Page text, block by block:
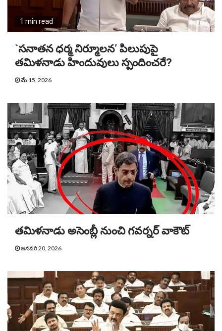
1 min read
`సనాతన ధర్మ నిర్మూలన’ పిలుపుపై
తమిళనాడు హిందువులు స్పందించరే?
మే 15, 2026
తమిళనాడు అసెంబ్లీ నుంచి గవర్నర్ వాకౌట్
జనవరి 20, 2026